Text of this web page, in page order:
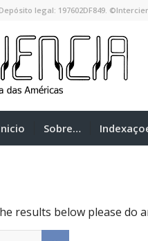
legal: 197602DF849.
Sobre…
results below please do